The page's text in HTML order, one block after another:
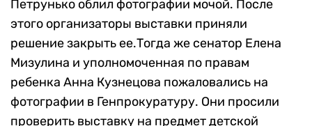
Петрунько облил фотографии мочой. После
этого организаторы выставки приняли
решение закрыть ее.Тогда же сенатор Елена
Мизулина и уполномоченная по правам
ребенка Анна Кузнецова пожаловались на
фотографии в Генпрокуратуру. Они просили
проверить выставку на предмет детской